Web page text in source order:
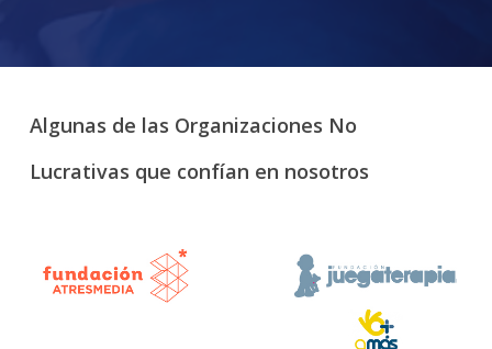
Algunas de las Organizaciones No
Lucrativas que confían en nosotros